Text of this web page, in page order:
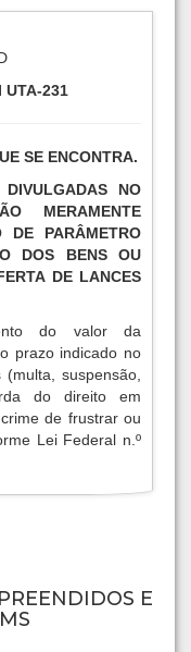
UTA-231
SE ENCONTRA.
NO
MERAMENTE
DE PARÂMETRO
DOS BENS OU
DE LANCES
do valor da
prazo indicado no
suspensão,
do direito em
de frustrar ou
Lei Federal n.º
E